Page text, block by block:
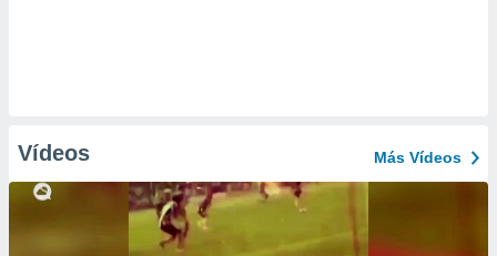
Vídeos Más Vídeos